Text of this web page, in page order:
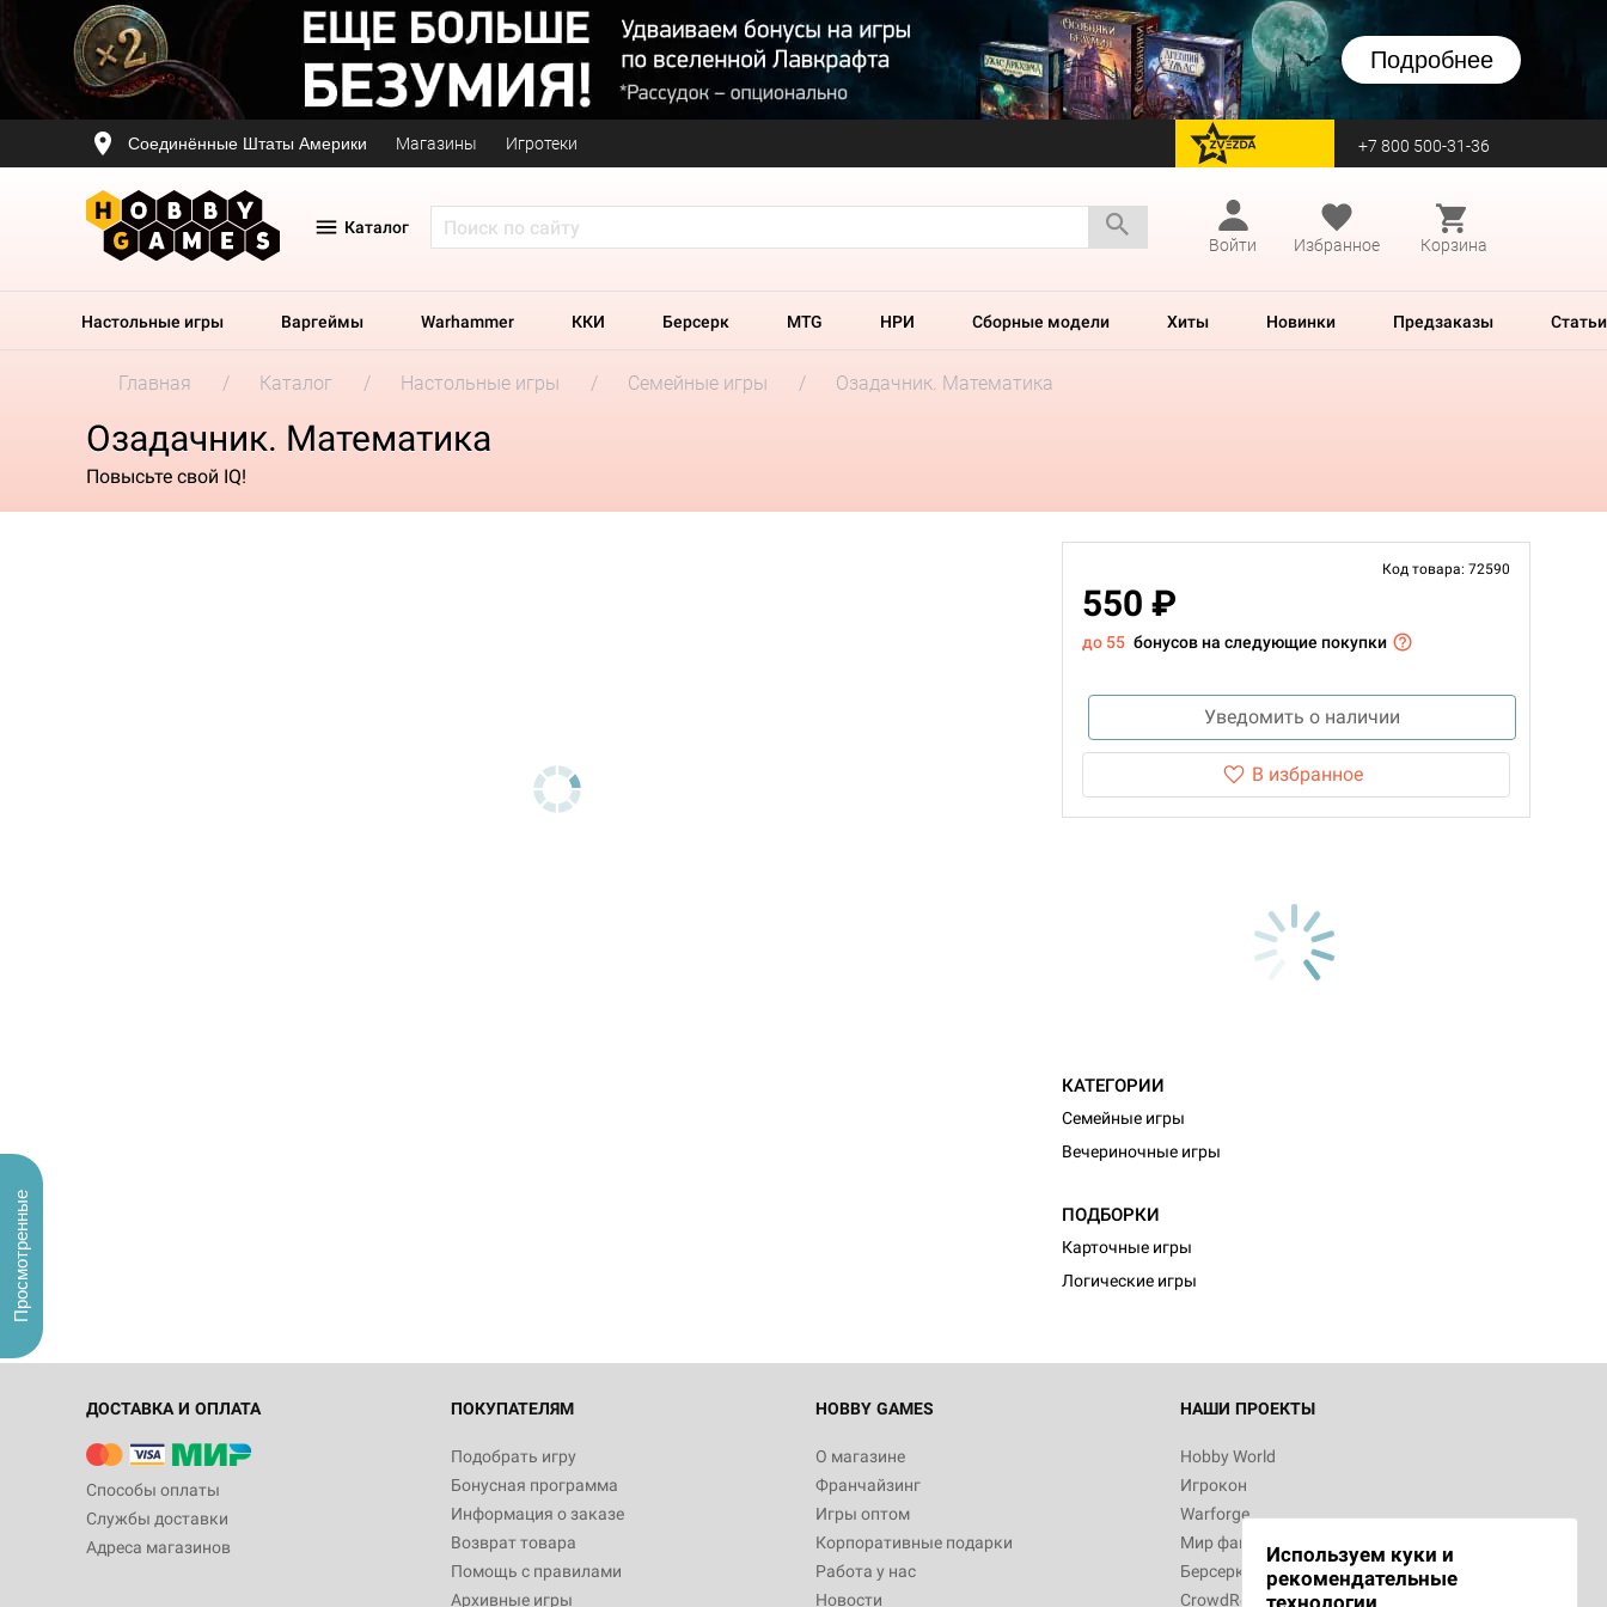
Подробнее
Соединённые Штаты Америки Магазины Игротеки перейти на Zvezda +7 800 500-31-36
Каталог
Войти
Избранное Корзина
Настольные игры Варгеймы Warhammer ККИ Берсерк MTG НРИ Сборные модели Хиты Новинки Предзаказы Статьи
Главная Каталог Настольные игры Семейные игры Озадачник. Математика
Озадачник. Математика
Повысьте свой IQ!
Код товара: 72590
550 ₽
до 55 бонусов на следующие покупки
Уведомить о наличии
В избранное
КАТЕГОРИИ
Семейные игры
Вечериночные игры
ПОДБОРКИ
Карточные игры
Логические игры
ДОСТАВКА И ОПЛАТА
Способы оплаты
Службы доставки
Адреса магазинов
ПОКУПАТЕЛЯМ
Подобрать игру
Бонусная программа
Информация о заказе
Возврат товара
Помощь с правилами
Архивные игры
HOBBY GAMES
О магазине
Франчайзинг
Игры оптом
Корпоративные подарки
Работа у нас
Новости
НАШИ ПРОЕКТЫ
Hobby World
Игрокон
Warforge
Мир фантастики
Берсерк
CrowdRepublic
Используем куки и
рекомендательные
технологии
Просмотренные
Белая смерть
12 990
Настольная игра Hobby World Ужас
3 490